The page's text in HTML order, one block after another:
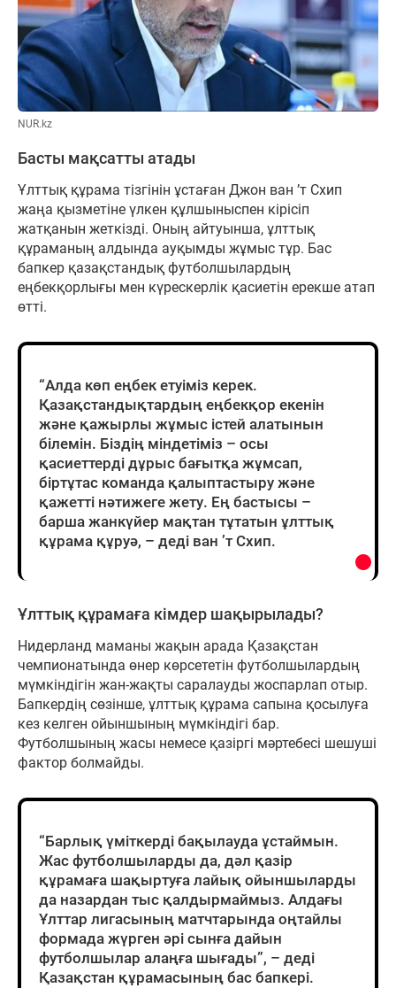
NUR.kz
Басты мақсатты атады
Ұлттық құрама тізгінін ұстаған Джон ван ’т Схип
жаңа қызметіне үлкен құлшыныспен кірісіп
жатқанын жеткізді. Оның айтуынша, ұлттық
құраманың алдында ауқымды жұмыс тұр. Бас
бапкер қазақстандық футболшылардың
еңбекқорлығы мен күрескерлік қасиетін ерекше атап
өтті.
“Алда көп еңбек етуіміз керек.
Қазақстандықтардың еңбекқор екенін
және қажырлы жұмыс істей алатынын
білемін. Біздің міндетіміз – осы
қасиеттерді дұрыс бағытқа жұмсап,
біртұтас команда қалыптастыру және
қажетті нәтижеге жету. Ең бастысы –
барша жанкүйер мақтан тұтатын ұлттық
құрама құруә, – деді ван ’т Схип.
Ұлттық құрамаға кімдер шақырылады?
Нидерланд маманы жақын арада Қазақстан
чемпионатында өнер көрсететін футболшылардың
мүмкіндігін жан-жақты саралауды жоспарлап отыр.
Бапкердің сөзінше, ұлттық құрама сапына қосылуға
кез келген ойыншының мүмкіндігі бар.
Футболшының жасы немесе қазіргі мәртебесі шешуші
фактор болмайды.
“Барлық үміткерді бақылауда ұстаймын.
Жас футболшыларды да, дәл қазір
құрамаға шақыртуға лайық ойыншыларды
да назардан тыс қалдырмаймыз. Алдағы
Ұлттар лигасының матчтарында оңтайлы
формада жүрген әрі сынға дайын
футболшылар алаңға шығады”, – деді
Қазақстан құрамасының бас бапкері.